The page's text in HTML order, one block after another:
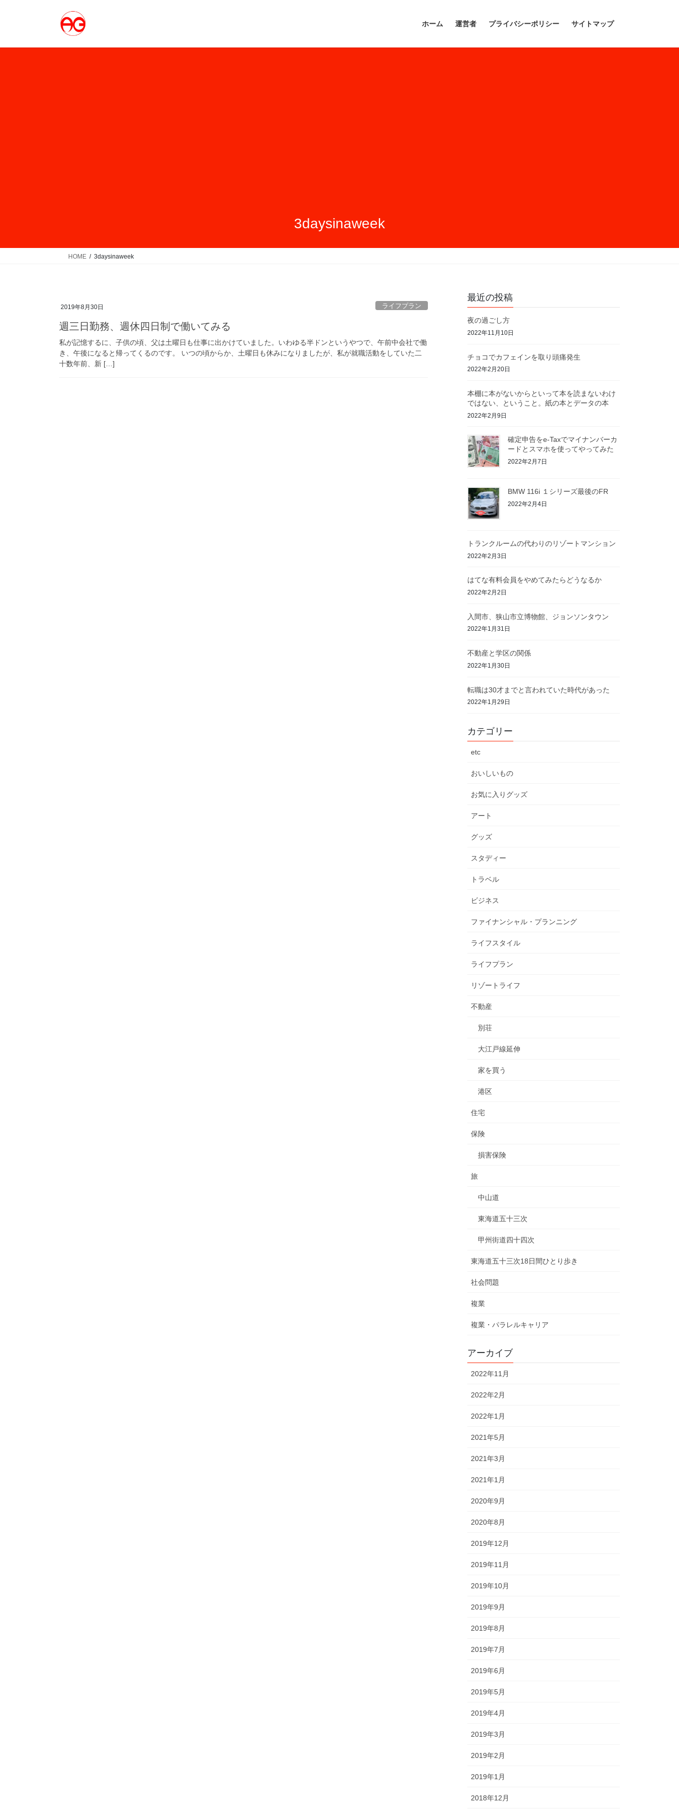
ホーム 運営者 プライバシーポリシー サイトマップ
3daysinaweek
HOME 3daysinaweek
2019年8月30日 ライフプラン
週三日勤務、週休四日制で働いてみる
私が記憶するに、子供の頃、父は土曜日も仕事に出かけていました。いわゆる半ドンというやつで、午前中会社で働
き、午後になると帰ってくるのです。 いつの頃からか、土曜日も休みになりましたが、私が就職活動をしていた二
十数年前、新 […]
最近の投稿
夜の過ごし方
2022年11月10日
チョコでカフェインを取り頭痛発生
2022年2月20日
本棚に本がないからといって本を読まないわけ
ではない、ということ。紙の本とデータの本
2022年2月9日
確定申告をe-Taxでマイナンバーカ
ードとスマホを使ってやってみた
2022年2月7日
BMW 116i １シリーズ最後のFR
2022年2月4日
トランクルームの代わりのリゾートマンション
2022年2月3日
はてな有料会員をやめてみたらどうなるか
2022年2月2日
入間市、狭山市立博物館、ジョンソンタウン
2022年1月31日
不動産と学区の関係
2022年1月30日
転職は30才までと言われていた時代があった
2022年1月29日
カテゴリー
etc
おいしいもの
お気に入りグッズ
アート
グッズ
スタディー
トラベル
ビジネス
ファイナンシャル・プランニング
ライフスタイル
ライフプラン
リゾートライフ
不動産
別荘
大江戸線延伸
家を買う
港区
住宅
保険
損害保険
旅
中山道
東海道五十三次
甲州街道四十四次
東海道五十三次18日間ひとり歩き
社会問題
複業
複業・パラレルキャリア
アーカイブ
2022年11月
2022年2月
2022年1月
2021年5月
2021年3月
2021年1月
2020年9月
2020年8月
2019年12月
2019年11月
2019年10月
2019年9月
2019年8月
2019年7月
2019年6月
2019年5月
2019年4月
2019年3月
2019年2月
2019年1月
2018年12月